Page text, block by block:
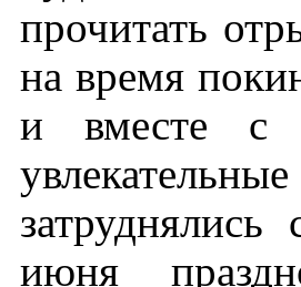
прочитать
на время
и вместе с
июня